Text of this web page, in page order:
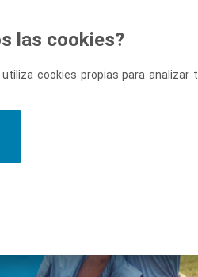
las cookies?
utiliza cookies propias para